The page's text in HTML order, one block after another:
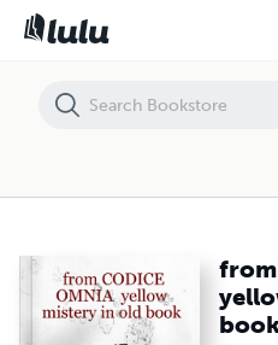
from
from CODICE OMNIA yellow mistery